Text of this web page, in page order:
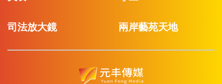
司法放大鏡 兩岸藝苑天地